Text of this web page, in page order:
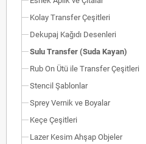
Kolay Transfer Çeşitleri
Dekupaj Kağıdı Desenleri
Sulu Transfer (Suda Kayan)
Rub On Ütü ile Transfer Çeşitleri
Stencil Şablonlar
Sprey Vernik ve Boyalar
Keçe Çeşitleri
Lazer Kesim Ahşap Objeler